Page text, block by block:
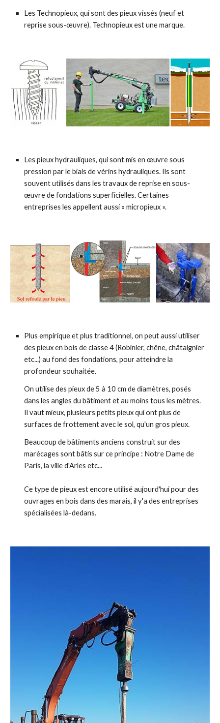
Les Technopieux, qui sont des pieux vissés (neuf et
reprise sous-œuvre). Technopieux est une marque.
Les pieux hydrauliques, qui sont mis en œuvre sous
pression par le biais de vérins hydrauliques. Ils sont
souvent utilisés dans les travaux de reprise en sous-
œuvre de fondations superficielles. Certaines
entreprises les appellent aussi « micropieux ».
Plus empirique et plus traditionnel, on peut aussi utiliser
des pieux en bois de classe 4 (Robinier, chêne, châtaignier
etc...) au fond des fondations, pour atteindre la
profondeur souhaitée.
On utilise des pieux de 5 à 10 cm de diamètres, posés
dans les angles du bâtiment et au moins tous les mètres.
Il vaut mieux, plusieurs petits pieux qui ont plus de
surfaces de frottement avec le sol, qu'un gros pieux.
Beaucoup de bâtiments anciens construit sur des
marécages sont bâtis sur ce principe : Notre Dame de
Paris, la ville d'Arles etc...
Ce type de pieux est encore utilisé aujourd'hui pour des
ouvrages en bois dans des marais, il y'a des entreprises
spécialisées là-dedans.